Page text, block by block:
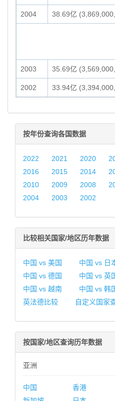
2004 38.69亿
2003 35.69亿
2002 33.94亿
按年份查询各国数据
2022 2021 2020
2016
2015 2014
2010
2009 2008
2004
2003 2002
比较相关国家/地区历年数据
中国 vs 美国 中国 vs 日
中国 vs 德国
中国 vs 英
中国 vs 越南
中国 vs 韩
英法德比较
自定义国家
按国家/地区查询历年数据
亚洲
中国 香港